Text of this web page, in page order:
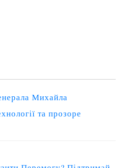
Михайла
та прозоре